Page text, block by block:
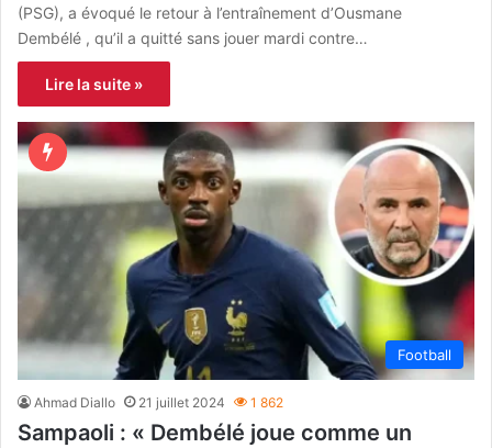
(PSG), a évoqué le retour à l’entraînement d’Ousmane
Dembélé , qu’il a quitté sans jouer mardi contre…
Lire la suite »
Football
Ahmad Diallo 21 juillet 2024 1 862
Sampaoli : « Dembélé joue comme un